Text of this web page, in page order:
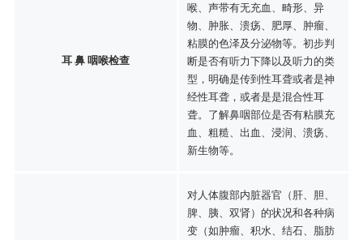
耳 鼻 咽喉检查
喉、声带有无充血、畸形、异
物、肿胀、溃疡、肥厚、肿瘤、
粘膜的色泽及分泌物等。初步判
断是否有听力下降以及听力的类
型，明确是传到性耳聋或者是神
经性耳聋，或者是是混合性耳
聋。了解鼻咽部位是否有粘膜充
血、粗糙、出血、浸润、溃疡、
新生物等。
对人体腹部内脏器官（肝、胆、
脾、胰、双肾）的状况和各种病
变（如肿瘤、积水、结石、脂肪